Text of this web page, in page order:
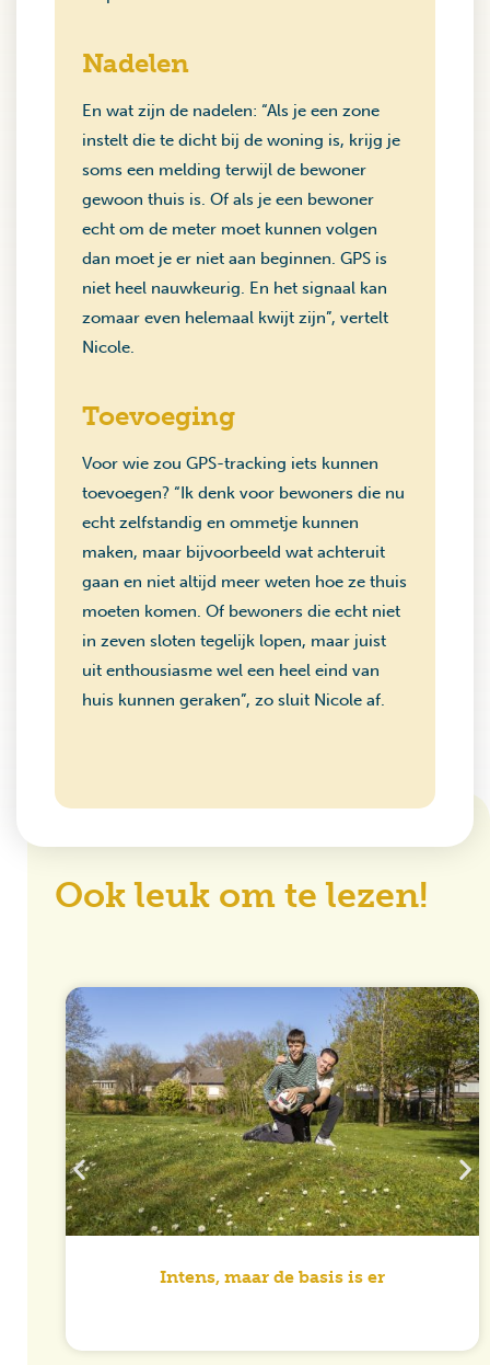
Nadelen
En wat zijn de nadelen: “Als je een zone
instelt die te dicht bij de woning is, krijg je
soms een melding terwijl de bewoner
gewoon thuis is. Of als je een bewoner
echt om de meter moet kunnen volgen
dan moet je er niet aan beginnen. GPS is
niet heel nauwkeurig. En het signaal kan
zomaar even helemaal kwijt zijn”, vertelt
Nicole.
Toevoeging
Voor wie zou GPS-tracking iets kunnen
toevoegen? “Ik denk voor bewoners die nu
echt zelfstandig en ommetje kunnen
maken, maar bijvoorbeeld wat achteruit
gaan en niet altijd meer weten hoe ze thuis
moeten komen. Of bewoners die echt niet
in zeven sloten tegelijk lopen, maar juist
uit enthousiasme wel een heel eind van
huis kunnen geraken”, zo sluit Nicole af.
Ook leuk om te lezen!
Intens, maar de basis is er